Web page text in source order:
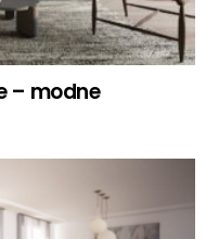
– modne